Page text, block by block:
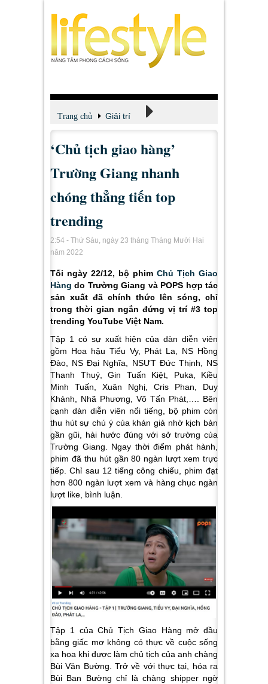
Trang chủ Giải trí
Xem - Nghe - Đọc
‘Chủ tịch giao hàng’
Trường Giang nhanh
chóng thẳng tiến top
trending
2:54 - Thứ Sáu, ngày 23 tháng Tháng Mười Hai
năm 2022
Tối ngày 22/12, bộ phim Chủ Tịch Giao
Hàng do Trường Giang và POPS hợp tác
sản xuất đã chính thức lên sóng, chỉ
trong thời gian ngắn đứng vị trí #3 top
trending YouTube Việt Nam.
Tập 1 có sự xuất hiện của dàn diễn viên
gồm Hoa hậu Tiểu Vy, Phát La, NS Hồng
Đào, NS Đại Nghĩa, NSƯT Đức Thịnh, NS
Thanh Thuý, Gin Tuấn Kiệt, Puka, Kiều
Minh Tuấn, Xuân Nghị, Cris Phan, Duy
Khánh, Nhã Phương, Võ Tấn Phát,…
Bên
cạnh dàn diễn viên nổi tiếng, bộ phim còn
thu hút sự chú ý của khán giả nhờ kịch bản
gần gũi, hài hước đúng với sở trường của
Trường Giang. Ngay thời điểm phát hành,
phim đã thu hút gần 80 ngàn lượt xem trực
tiếp . Chỉ sau 12 tiếng công chiếu, phim đạt
hơn 800 ngàn lượt xem và hàng chục ngàn
lượt like, bình luận.
Tập 1 của Chủ Tịch Giao Hàng mở đầu
bằng giấc mơ không có thực về cuộc sống
xa hoa khi được làm chủ tịch của anh chàng
Bùi Văn Bường. Trở về với thực tại, hóa ra
Bùi Ban Bường chỉ là chàng shipper ngờ